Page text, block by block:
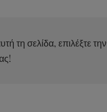
τη σελίδα, επιλέξτε την